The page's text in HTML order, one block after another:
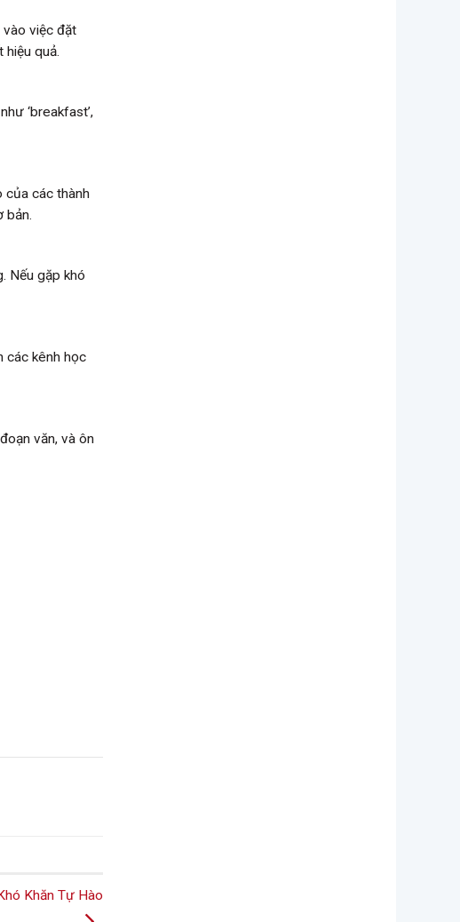
việc đặt
quả.
‘breakfast’,
của các thành
bản.
Nếu gặp khó
các kênh học
văn, và ôn
Khăn Tự Hào